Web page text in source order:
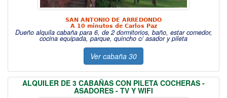
SAN ANTONIO DE ARREDONDO
A 10 minutos de Carlos Paz
Dueño alquila cabaña para 6, de 2 dormitorios, baño, estar comedor,
cocina equipada, parque, quincho c/ asador y pileta
Ver cabaña 30
ALQUILER DE 3 CABAÑAS CON PILETA COCHERAS -
ASADORES - TV Y WIFI